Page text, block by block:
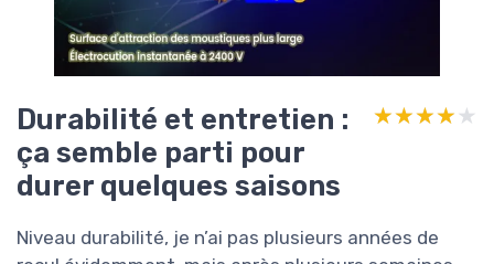
Durabilité et entretien :
ça semble parti pour
durer quelques saisons
★★★★★
★★★★★
Niveau durabilité, je n’ai pas plusieurs années de